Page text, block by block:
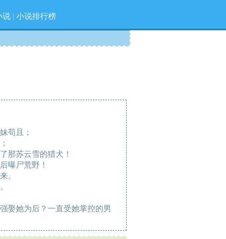
说 小说排行榜
苟且；
苏云雪的猎犬！
曝尸荒野！
。
她为后？一直受她掌控的男